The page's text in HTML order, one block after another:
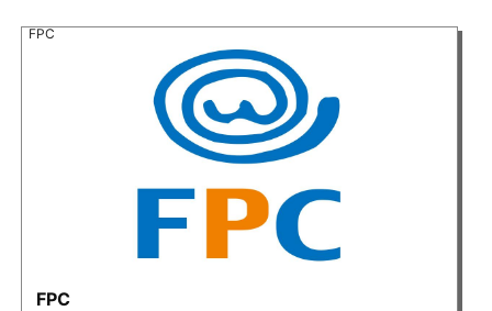
FPC
FPC